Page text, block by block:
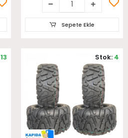
Sepete Ekle
13 Stok: 4